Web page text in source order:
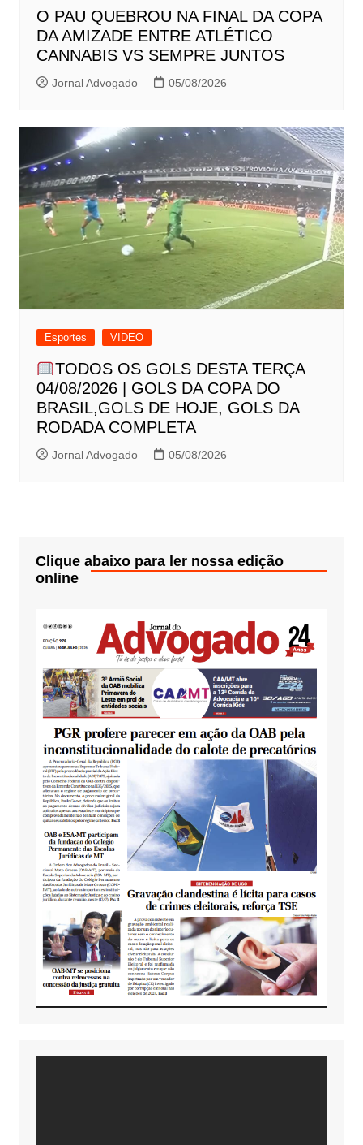
O PAU QUEBROU NA FINAL DA COPA
DA AMIZADE ENTRE ATLÉTICO
CANNABIS VS SEMPRE JUNTOS
Jornal Advogado 05/08/2026
Esportes VIDEO
TODOS OS GOLS DESTA TERÇA
04/08/2026 | GOLS DA COPA DO
BRASIL,GOLS DE HOJE, GOLS DA
RODADA COMPLETA
Jornal Advogado 05/08/2026
Clique abaixo para ler nossa edição
online